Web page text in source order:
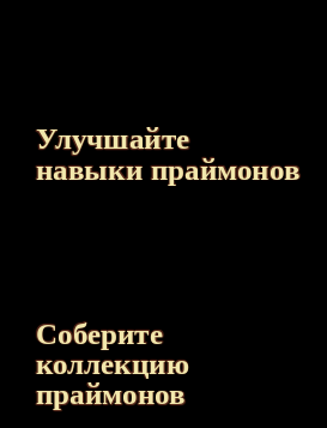
Улучшайте
навыки праймонов
Соберите
коллекцию
праймонов